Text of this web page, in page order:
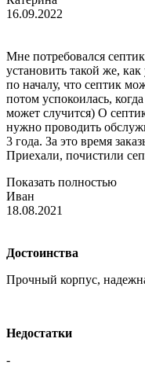
16.09.2022
Мне потребовался
установить такой же,
по началу, что септик
потом успокоилась,
может случится) О
нужно проводить
3 года. За это время
Приехали, почистили
Показать полностью
Иван
18.08.2021
Достоинства
Прочный корпус,
Недостатки
-